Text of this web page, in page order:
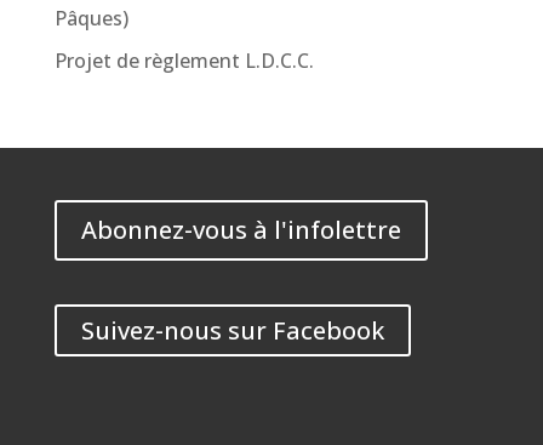
Pâques)
Projet de règlement L.D.C.C.
Abonnez-vous à l'infolettre
Suivez-nous sur Facebook